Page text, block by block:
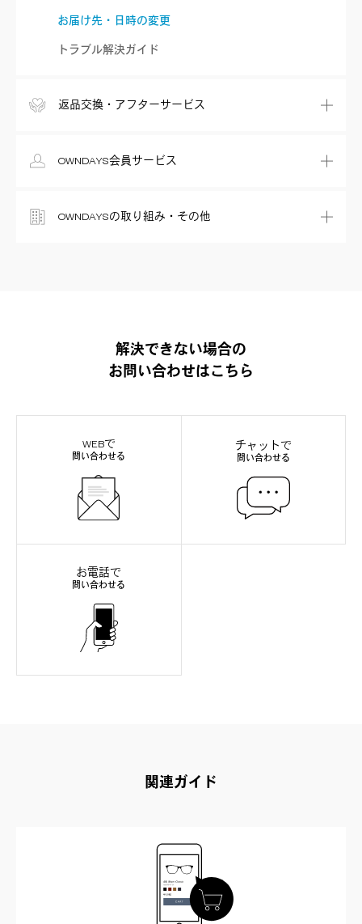
お届け先・日時の変更
トラブル解決ガイド
返品交換・アフターサービス
OWNDAYS会員サービス
OWNDAYSの取り組み・その他
解決できない場合の
お問い合わせはこちら
WEBで
問い合わせる
チャットで
問い合わせる
お電話で
問い合わせる
関連ガイド